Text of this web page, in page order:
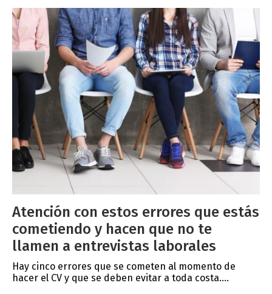
Atención con estos errores que estás
cometiendo y hacen que no te
llamen a entrevistas laborales
Hay cinco errores que se cometen al momento de
hacer el CV y que se deben evitar a toda costa....